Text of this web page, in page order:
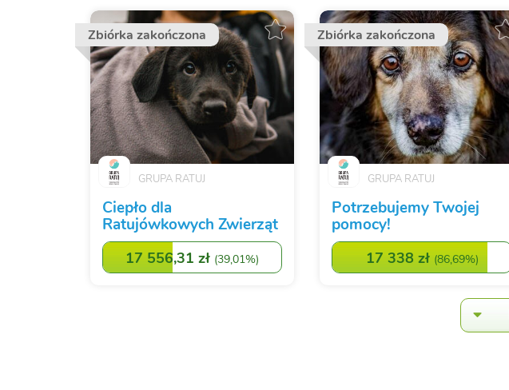
Zbiórka zakończona
GRUPA RATUJ
Ciepło dla
Ratujówkowych Zwierząt
17 556,31 zł (39,01%)
Zbiórka zakończona
GRUPA RATUJ
Potrzebujemy Twojej
pomocy!
17 338 zł (86,69%)